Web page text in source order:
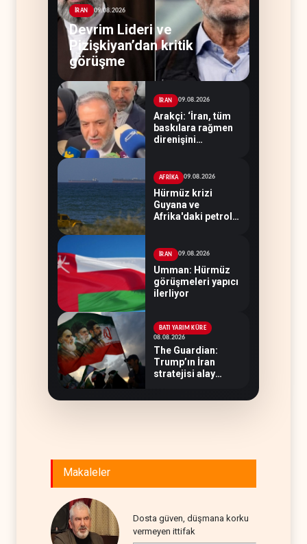
İRAN 09.08.2026
Devrim Lideri ve
Pizişkiyan’dan kritik
görüşme
İRAN 09.08.2026
Arakçi: ‘İran, tüm
baskılara rağmen
direnişini
AFRİKA 09.08.2026
Hürmüz krizi
Guyana ve
Afrika'daki petrol
İRAN 09.08.2026
Umman: Hürmüz
görüşmeleri yapıcı
ilerliyor
BATI YARIM KÜRE
08.08.2026
The Guardian:
Trump’ın İran
stratejisi alay
Makaleler
Dosta güven, düşmana korku
vermeyen ittifak